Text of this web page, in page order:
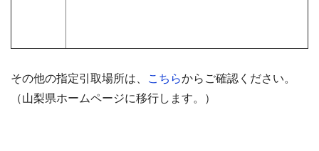
その他の指定引取場所は、 こちらから ご確認ください。
（山梨県ホームページに移行します。）